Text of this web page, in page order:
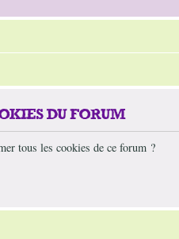
DU FORUM
tous les cookies de ce forum ?